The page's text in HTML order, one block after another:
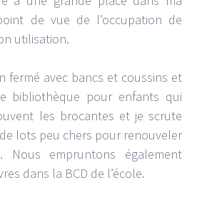
de vue de l’occupation de
utilisation.
fermé avec bancs et coussins et
bibliothèque pour enfants qui
les brocantes et je scrute
lots peu chers pour renouveler
empruntons également
dans la BCD de l’école.